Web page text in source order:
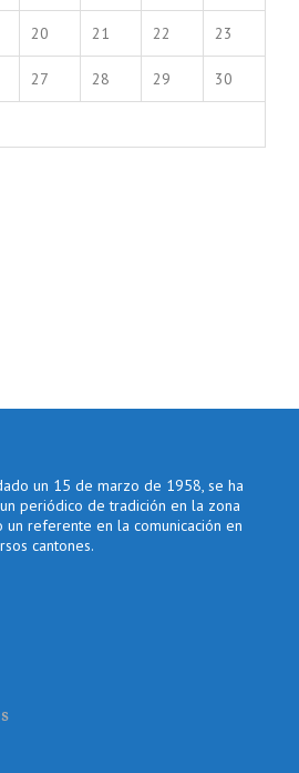
20 21 22 23
27 28 29 30
un 15 de marzo de 1958, se ha
periódico de tradición en la zona
un referente en la comunicación en
cantones.